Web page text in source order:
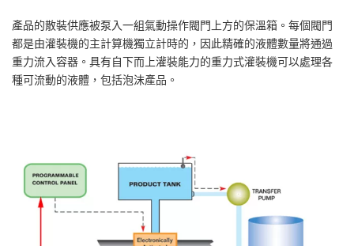
產品的散裝供應被泵入一組氣動操作閥門上方的保溫箱。每個閥門
都是由灌裝機的主計算機獨立計時的，因此精確的液體數量將通過
重力流入容器。具有自下而上灌裝能力的重力式灌裝機可以處理各
種可流動的液體，包括泡沫產品。